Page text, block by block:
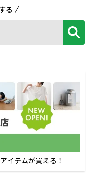
る
イテムが買える！